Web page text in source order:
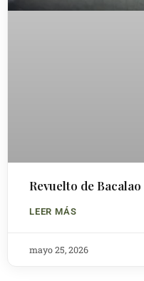
Revuelto de
LEER MÁS
mayo 25, 2026